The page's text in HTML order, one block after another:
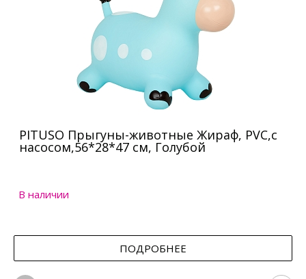
PITUSO Прыгуны-животные Жираф, PVC,с
насосом,56*28*47 см, Голубой
В наличии
ПОДРОБНЕЕ